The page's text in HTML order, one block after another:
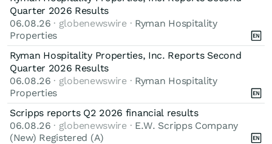
Quarter 2026 Results
06.08.26 · globenewswire · Ryman Hospitality
Properties
Ryman Hospitality Properties, Inc. Reports Second
Quarter 2026 Results
06.08.26 · globenewswire · Ryman Hospitality
Properties
Scripps reports Q2 2026 financial results
06.08.26 · globenewswire · E.W. Scripps Company
(New) Registered (A)